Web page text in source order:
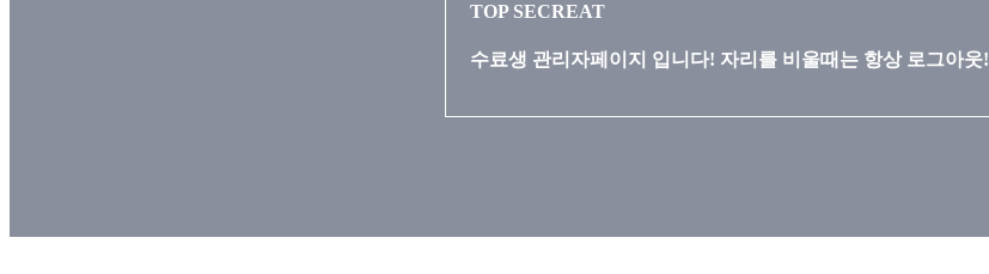
TOP SECREAT
수료생 관리자페이지 입니다! 자리를 비울때는 항상 로그아웃!